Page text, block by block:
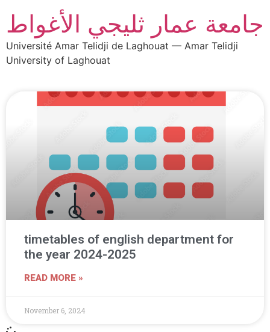
جامعة عمار ثليجي الأغواط
Université Amar Telidji de Laghouat — Amar Telidji
University of Laghouat
timetables of english department for
the year 2024-2025
READ MORE »
November 6, 2024